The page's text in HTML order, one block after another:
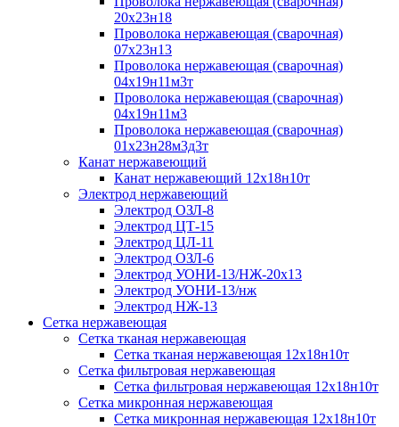
20х23н18
Проволока нержавеющая (сварочная)
07х23н13
Проволока нержавеющая (сварочная)
04х19н11м3т
Проволока нержавеющая (сварочная)
04х19н11м3
Проволока нержавеющая (сварочная)
01х23н28м3д3т
Канат нержавеющий
Канат нержавеющий 12х18н10т
Электрод нержавеющий
Электрод ОЗЛ-8
Электрод ЦТ-15
Электрод ЦЛ-11
Электрод ОЗЛ-6
Электрод УОНИ-13/НЖ-20х13
Электрод УОНИ-13/нж
Электрод НЖ-13
Сетка нержавеющая
Сетка тканая нержавеющая
Сетка тканая нержавеющая 12х18н10т
Сетка фильтровая нержавеющая
Сетка фильтровая нержавеющая 12х18н10т
Сетка микронная нержавеющая
Сетка микронная нержавеющая 12х18н10т